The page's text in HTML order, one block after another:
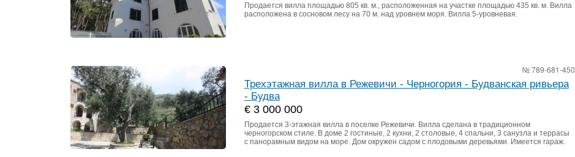
Продается вилла площадью 805 кв. м., расположенная на участке площадью 435 кв. м. Вилла
расположена в сосновом лесу на 70 м. над уровнем моря. Вилла 5-уровневая.
№ 789-681-450
Трехэтажная вилла в Режевичи - Черногория - Будванская ривьера
- Будва
€ 3 000 000
Продается 3-этажная вилла в поселке Режевичи. Вилла сделана в традиционном
черногорском стиле. В доме 2 гостиные, 2 кухни, 2 столовые, 4 спальни, 3 санузла и террасы
с панорамным видом на море. Дом окружен садом с плодовыми деревьями. Имеется гараж.